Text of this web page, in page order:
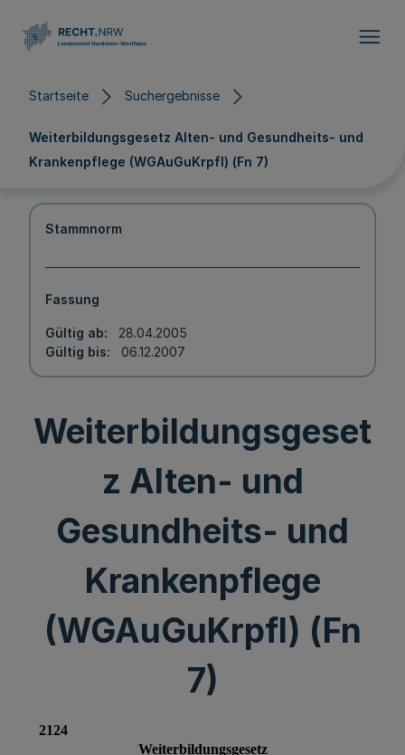
Startseite Suchergebnisse
Weiterbildungsgesetz Alten- und Gesundheits- und
Krankenpflege (WGAuGuKrpfl) (Fn 7)
Stammnorm
Fassung
Gültig ab
28.04.2005
Gültig bis
06.12.2007
Weiterbildungsgeset
z Alten- und
Gesundheits- und
Krankenpflege
(WGAuGuKrpfl) (Fn
7)